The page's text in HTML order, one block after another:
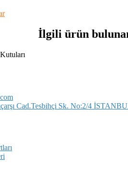
İlgili ürün
Cad.Tesbihçi Sk. No:2/4